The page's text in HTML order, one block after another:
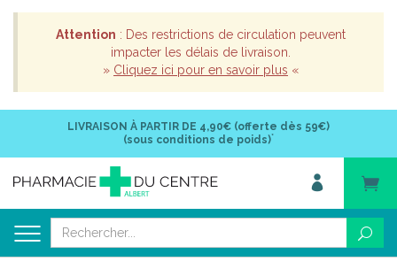
Attention : Des restrictions de circulation peuvent
impacter les délais de livraison.
» Cliquez ici pour en savoir plus «
LIVRAISON À PARTIR DE 4,90€ (offerte dès 59€)
(sous conditions de poids)*